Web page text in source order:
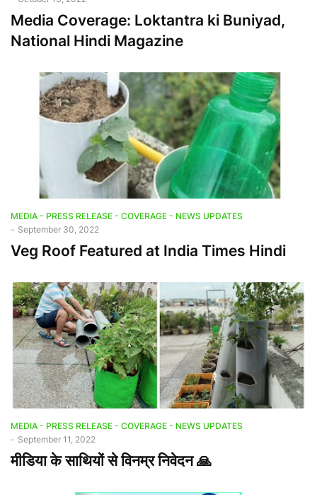
Media Coverage: Loktantra ki Buniyad,
National Hindi Magazine
MEDIA - PRESS RELEASE - COVERAGE - NEWS UPDATES
- September 30, 2022
Veg Roof Featured at India Times Hindi
MEDIA - PRESS RELEASE - COVERAGE - NEWS UPDATES
- September 11, 2022
मीडिया के साथियों से विनम्र निवेदन 🙏